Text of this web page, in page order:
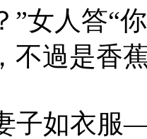
”女人答“
不過是香
子如衣服